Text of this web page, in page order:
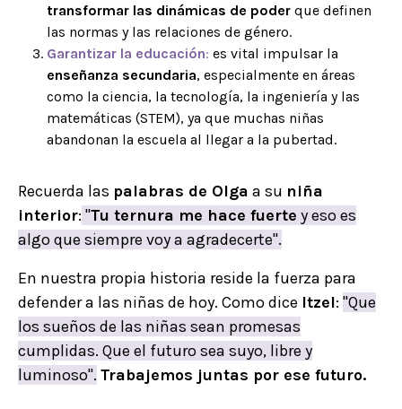
transformar las dinámicas de poder que definen
las normas y las relaciones de género.
Garantizar la educación: es vital impulsar la
enseñanza secundaria, especialmente en áreas
como la ciencia, la tecnología, la ingeniería y las
matemáticas (STEM), ya que muchas niñas
abandonan la escuela al llegar a la pubertad.
Recuerda las palabras de Olga a su niña
interior: "Tu ternura me hace fuerte y eso es
algo que siempre voy a agradecerte".
En nuestra propia historia reside la fuerza para
defender a las niñas de hoy. Como dice Itzel: "Que
los sueños de las niñas sean promesas
cumplidas. Que el futuro sea suyo, libre y
luminoso". Trabajemos juntas por ese futuro.